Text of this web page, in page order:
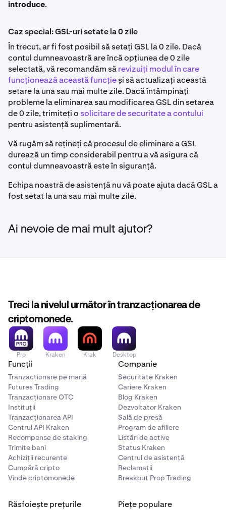
4
Aceasta va iniția cronometrul de eliminare și vă va
introducând Master Key. Durata rămasă și ora exactă
a eliminării sunt afișate pentru comoditatea
dumneavoastră.
introduce.
Caz special: GSL-uri setate la 0 zile
În trecut, ar fi fost posibil să setați GSL la 0 zile. Dacă
contul dumneavoastră are încă opțiunea de 0 zile
selectată, vă recomandăm sărevizuiți modul în care
funcționează această funcțieși să actualizați această
setare la una sau mai multe zile. Dacă întâmpinați
probleme la eliminarea sau modificarea GSL din setarea
de 0 zile, trimiteți o solicitare de securitate a contului
pentru asistență suplimentară.
Vă rugăm să rețineți că procesul de eliminare a GSL
durează un timp considerabil pentru a vă asigura că
contul dumneavoastră este în siguranță.
Echipa noastră de asistență nu vă poate ajuta dacă GSL a
fost setat la una sau mai multe zile.
Ai nevoie de mai mult ajutor?
Treci la nivelul următor în tranzacționarea de
criptomonede.
Pro Kraken Krak Desktop
Funcții
Tranzacționare pe marjă
Futures Trading
Tranzacționare OTC
Instituții
Tranzacționarea API
Centrul API Kraken
Recompense de staking
Trimite bani
Achiziții recurente
Cumpără cripto
Vinde criptomonede
Companie
Securitate Kraken
Cariere Kraken
Blog Kraken
Dezvoltator Kraken
Sală de presă
Program de afiliere
Listări de active
Status Kraken
Centrul de asistență
Reclamații
Breakout Prop Trading
Răsfoiește prețurile Piețe populare